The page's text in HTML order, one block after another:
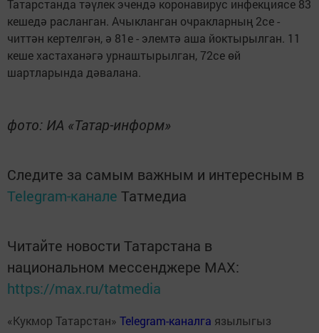
Татарстанда тәүлек эчендә коронавирус инфекциясе 83
кешедә расланган. Ачыкланган очракларның 2се -
читтән кертелгән, ә 81е - элемтә аша йоктырылган. 11
кеше хастаханәгә урнаштырылган, 72се өй
шартларында дәвалана.
фото: ИА «Татар-информ»
Следите за самым важным и интересным в
Telegram-канале Татмедиа
Читайте новости Татарстана в
национальном мессенджере MАХ:
https://max.ru/tatmedia
«Кукмор Татарстан» Telegram-каналга язылыгыз